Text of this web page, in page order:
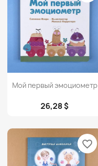
Просмотр
Мой первый эмоциометр
26,28 $
favorite_border